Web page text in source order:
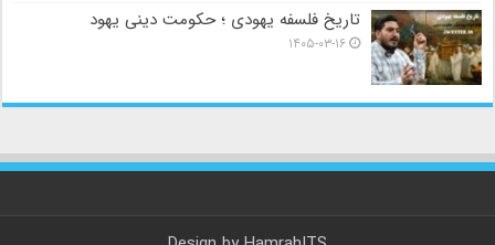
تاریخ فلسفه یهودی ؛ حکومت دینی یهود
۱۴۰۵-۰۳-۱۶